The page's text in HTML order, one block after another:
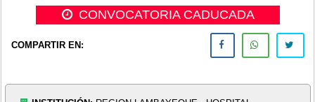
CONVOCATORIA CADUCADA
COMPARTIR EN: